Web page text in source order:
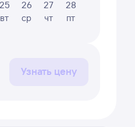
25
вт
26
ср
27
чт
28
пт
Узнать цену